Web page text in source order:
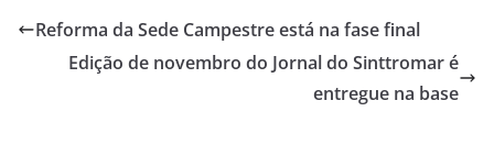
e
b
er s
A
Reforma da Sede Campestre está na fase final
Edição de novembro do Jornal do Sinttromar é
entregue na base